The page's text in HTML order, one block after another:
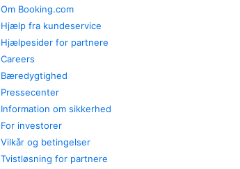
Om Booking.com
Hjælp fra kundeservice
Hjælpesider for partnere
Careers
Bæredygtighed
Pressecenter
Information om sikkerhed
For investorer
Vilkår og betingelser
Tvistløsning for partnere